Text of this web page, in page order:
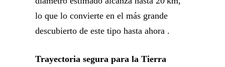
lo que lo convierte en el más grande
descubierto de este tipo hasta ahora .
Trayectoria segura para la Tierra